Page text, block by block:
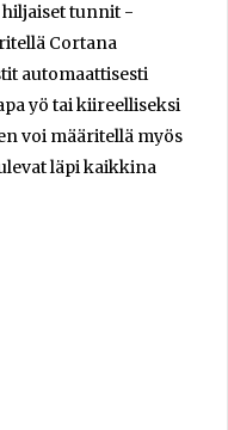
hiljaiset tunnit -
Cortana
automaattisesti
yö tai kiireelliseksi
voi määritellä myös
läpi kaikkina